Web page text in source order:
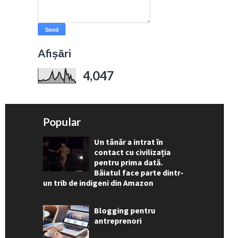
Afișări
4,047
Popular
Un tânăr a intrat în
contact cu civilizația
pentru prima dată.
Băiatul face parte dintr-
un trib de indigeni din Amazon
Blogging pentru
antreprenori